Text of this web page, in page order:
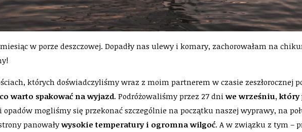
w porze deszczowej. Dopadły nas ulewy i komary, zachorowałam na
których doświadczyliśmy wraz z moim partnerem w czasie zeszłorocznej
warto spakować na wyjazd. Podróżowaliśmy przez 27 dniwe wrześniu, który
opadów mogliśmy się przekonać szczególnie na początku naszej wyprawy, na
panowaływysokie temperatury i ogromna wilgoć. A w związku z tym –